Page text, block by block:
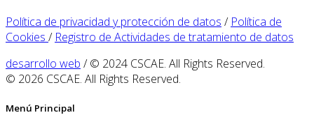
Política de privacidad y protección de datos / Política de
Cookies / Registro de Actividades de tratamiento de datos
desarrollo web / © 2024 CSCAE. All Rights Reserved.
© 2026 CSCAE. All Rights Reserved.
Menú Principal